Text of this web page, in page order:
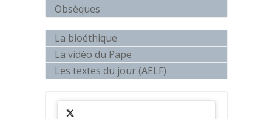
Obsèques
La bioéthique
La vidéo du Pape
Les textes du jour (AELF)